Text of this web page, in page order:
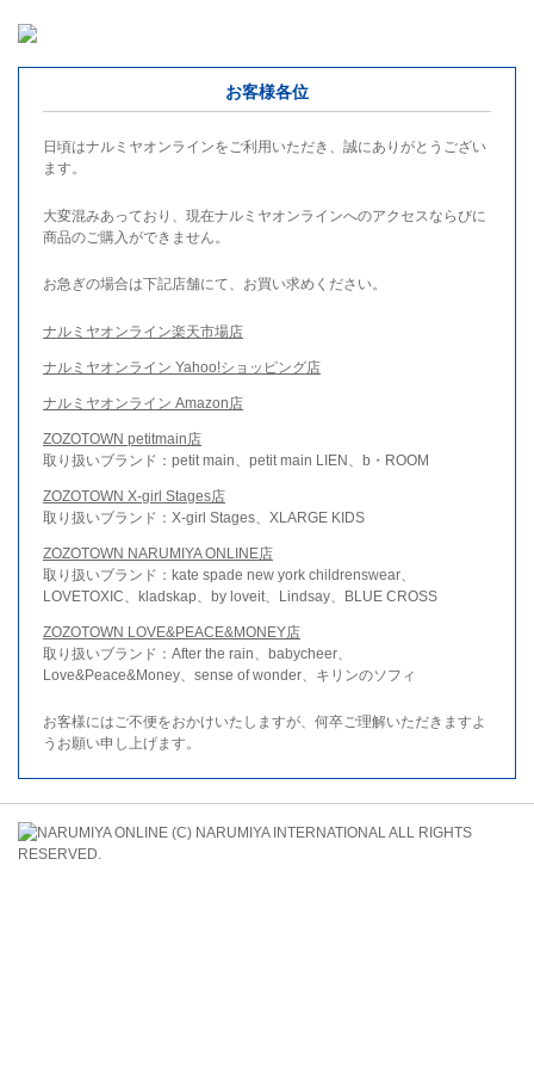
お客様各位
日頃はナルミヤオンラインをご利用いただき、誠にありがとうござい
ます。
大変混みあっており、現在ナルミヤオンラインへのアクセスならびに
商品のご購入ができません。
お急ぎの場合は下記店舗にて、お買い求めください。
ナルミヤオンライン楽天市場店
ナルミヤオンライン Yahoo!ショッピング店
ナルミヤオンライン Amazon店
ZOZOTOWN petitmain店
取り扱いブランド：petit main、petit main LIEN、b・ROOM
ZOZOTOWN X-girl Stages店
取り扱いブランド：X-girl Stages、XLARGE KIDS
ZOZOTOWN NARUMIYA ONLINE店
取り扱いブランド：kate spade new york childrenswear、
LOVETOXIC、kladskap、by loveit、Lindsay、BLUE CROSS
ZOZOTOWN LOVE&PEACE&MONEY店
取り扱いブランド：After the rain、babycheer、
Love&Peace&Money、sense of wonder、キリンのソフィ
お客様にはご不便をおかけいたしますが、何卒ご理解いただきますよ
うお願い申し上げます。